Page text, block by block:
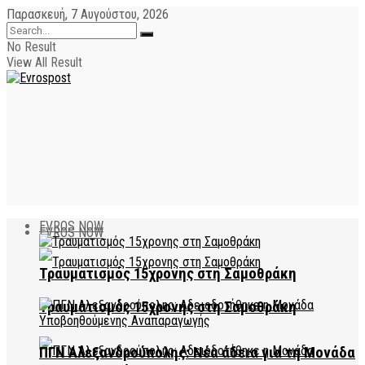
Παρασκευή, 7 Αυγούστου, 2026
No Result
View All Result
EVROS NOW
Τραυματισμός 15χρονης στη Σαμοθράκη
EVROS NOW
Τραυματισμός 15χρονης στη Σαμοθράκη
ΠΓΝ Αλεξανδρούπολης: Νέα άδεια για τη Μονάδα